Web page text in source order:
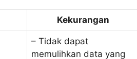
Kekurangan
– Tidak dapat
memulihkan data yang